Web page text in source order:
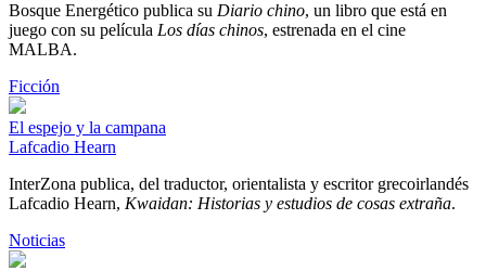
Bosque Energético publica su Diario chino, un libro que está en
juego con su película Los días chinos, estrenada en el cine
MALBA.
Ficción
El espejo y la campana
Lafcadio Hearn
InterZona publica, del traductor, orientalista y escritor grecoirlandés
Lafcadio Hearn, Kwaidan: Historias y estudios de cosas extraña.
Noticias